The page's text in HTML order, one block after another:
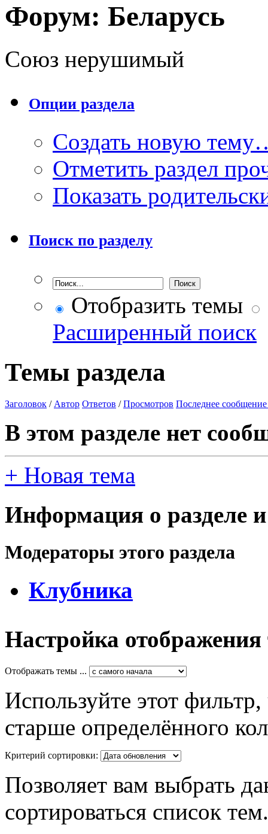
Форум: Беларусь
Союз нерушимый
Опции раздела
Создать новую
Отметить раздел
Показать
Поиск по разделу
Отобразить темы
Расширенный поиск
Темы раздела
Заголовок / Автор Ответов /Просмотров Последнее сообщение
В этом разделе нет
+ Новая тема
Информация о разделе
Модераторы этого раздела
Клубника
Настройка отображения
Отображать темы ...
Используйте этот
старше определённого
Критерий сортировки:
Позволяет вам выбрать
сортироваться список тем.